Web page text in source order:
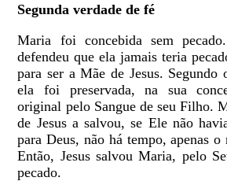
Segunda verdade de fé
Maria foi concebida sem
defendeu que ela jamais teria
para ser a Mãe de Jesus. Segundo
ela foi preservada, na sua
original pelo Sangue de seu Filho.
de Jesus a salvou, se Ele não
para Deus, não há tempo, apenas o
Então, Jesus salvou Maria, pelo
pecado.